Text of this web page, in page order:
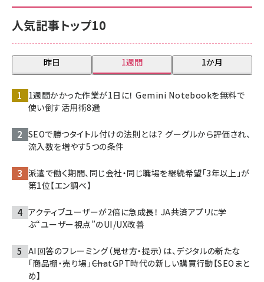
人気記事トップ10
昨日 1週間 1か月
1週間かかった作業が1日に！ Gemini Notebookを無料で
使い倒す活用術8選
SEOで勝つタイトル付けの法則とは？ グーグルから評価され、
流入数を増やす5つの条件
派遣で働く期間、同じ会社・同じ職場を継続希望「3年以上」が
第1位【エン調べ】
アクティブユーザーが2倍に急成長！ JA共済アプリに学
ぶ“ユーザー視点”のUI/UX改善
AI回答のフレーミング（見せ方・提示）は、デジタルの新たな
「商品棚・売り場」――ChatGPT時代の新しい購買行動【SEOまと
め】